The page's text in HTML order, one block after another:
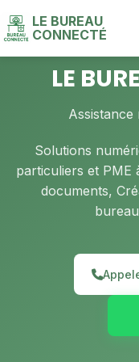
LE BUREAU
CONNECTÉ
LE
Assistance
Solutions
particuliers et PME
documents,